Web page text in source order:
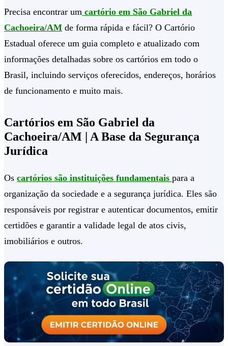
Precisa encontrar um cartório em São Gabriel da
Cachoeira/AM de forma rápida e fácil? O Cartório
Estadual oferece um guia completo e atualizado com
informações detalhadas sobre os cartórios em todo o
Brasil, incluindo serviços oferecidos, endereços, horários
de funcionamento e muito mais.
Cartórios em São Gabriel da
Cachoeira/AM | A Base da Segurança
Jurídica
Os cartórios são instituições fundamentais para a
organização da sociedade e a segurança jurídica. Eles são
responsáveis por registrar e autenticar documentos, emitir
certidões e garantir a validade legal de atos civis,
imobiliários e outros.